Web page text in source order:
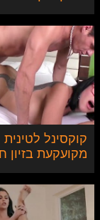
קוקסינל לטינית
מקועקעת בזיון